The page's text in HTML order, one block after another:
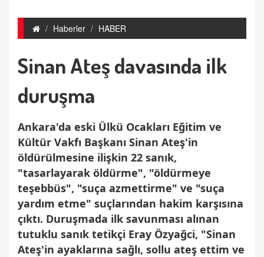
Haberler HABER
Sinan Ateş davasında ilk
duruşma
Ankara'da eski Ülkü Ocakları Eğitim ve
Kültür Vakfı Başkanı Sinan Ateş'in
öldürülmesine ilişkin 22 sanık,
"tasarlayarak öldürme", "öldürmeye
teşebbüs", "suça azmettirme" ve "suça
yardım etme" suçlarından hakim karşısına
çıktı. Duruşmada ilk savunması alınan
tutuklu sanık tetikçi Eray Özyağci, "Sinan
Ateş'in ayaklarına sağlı, sollu ateş ettim ve